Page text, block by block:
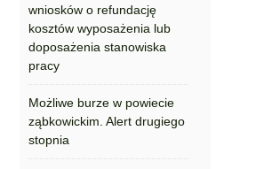
wniosków o refundację
kosztów wyposażenia lub
doposażenia stanowiska
pracy
Możliwe burze w powiecie
ząbkowickim. Alert drugiego
stopnia